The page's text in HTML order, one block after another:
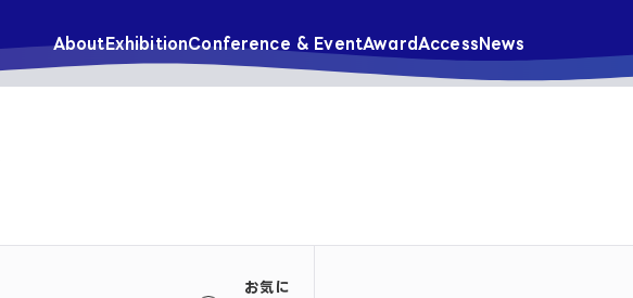
AboutExhibitionConference & EventAward Access News
お気に